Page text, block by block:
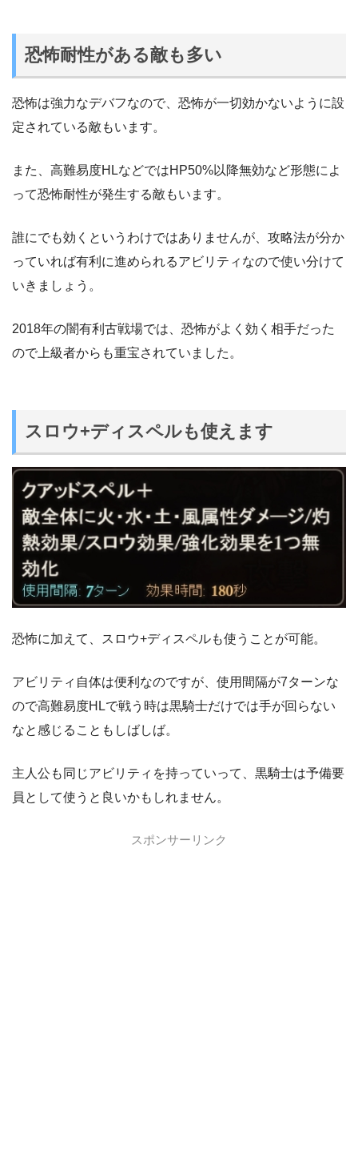
恐怖耐性がある敵も多い
恐怖は強力なデバフなので、恐怖が一切効かないように設
定されている敵もいます。
また、高難易度HLなどではHP50%以降無効など形態によ
って恐怖耐性が発生する敵もいます。
誰にでも効くというわけではありませんが、攻略法が分か
っていれば有利に進められるアビリティなので使い分けて
いきましょう。
2018年の闇有利古戦場では、恐怖がよく効く相手だった
ので上級者からも重宝されていました。
スロウ+ディスペルも使えます
恐怖に加えて、スロウ+ディスペルも使うことが可能。
アビリティ自体は便利なのですが、使用間隔が7ターンな
ので高難易度HLで戦う時は黒騎士だけでは手が回らない
なと感じることもしばしば。
主人公も同じアビリティを持っていって、黒騎士は予備要
員として使うと良いかもしれません。
スポンサーリンク